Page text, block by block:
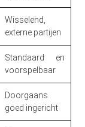
Wisselend,
externe partijen
Standaard en
voorspelbaar
Doorgaans
goed ingericht